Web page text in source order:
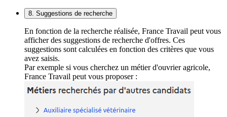
8. Suggestions de recherche
En fonction de la recherche réalisée, France Travail peut vous
afficher des suggestions de recherche d'offres. Ces
suggestions sont calculées en fonction des critères que vous
avez saisis.
Par exemple si vous cherchez un métier d'ouvrier agricole,
France Travail peut vous proposer :